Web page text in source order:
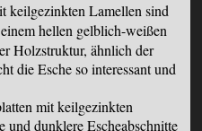
keilgezinkten Lamellen sind
hellen gelblich-weißen
Holzstruktur, ähnlich der
die Esche so interessant und
mit keilgezinkten
und dunklere Escheabschnitte